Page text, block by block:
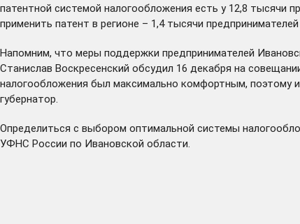
патентной системой налогообложения есть у 12,8 тысячи
применить патент в регионе – 1,4 тысячи
Напомним, что меры поддержки предпринимателей
Станислав Воскресенский обсудил 16 декабря на
налогообложения был максимально комфортным, поэтому
губернатор.
Определиться с выбором оптимальной системы
УФНС России по Ивановской области.